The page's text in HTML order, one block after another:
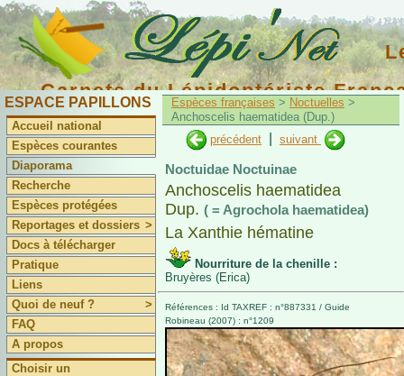
Carnets du Lépidoptériste
ESPACE PAPILLONS
Accueil national
Espèces courantes
Diaporama
Recherche
Espèces protégées
Reportages et dossiers >
Docs à télécharger
Pratique
Liens
Quoi de neuf ?
>
FAQ
A propos
Choisir un
Espèces françaises > Noctuelles >
Anchoscelis haematidea (Dup.)
précédent
suivant
Noctuidae Noctuinae
Anchoscelis haematidea
Dup. ( = Agrochola haematidea)
La Xanthie hématine
Nourriture de la chenille :
Bruyères (Erica)
Références : Id TAXREF : n°887331 / Guide
Robineau (2007) : n°1209